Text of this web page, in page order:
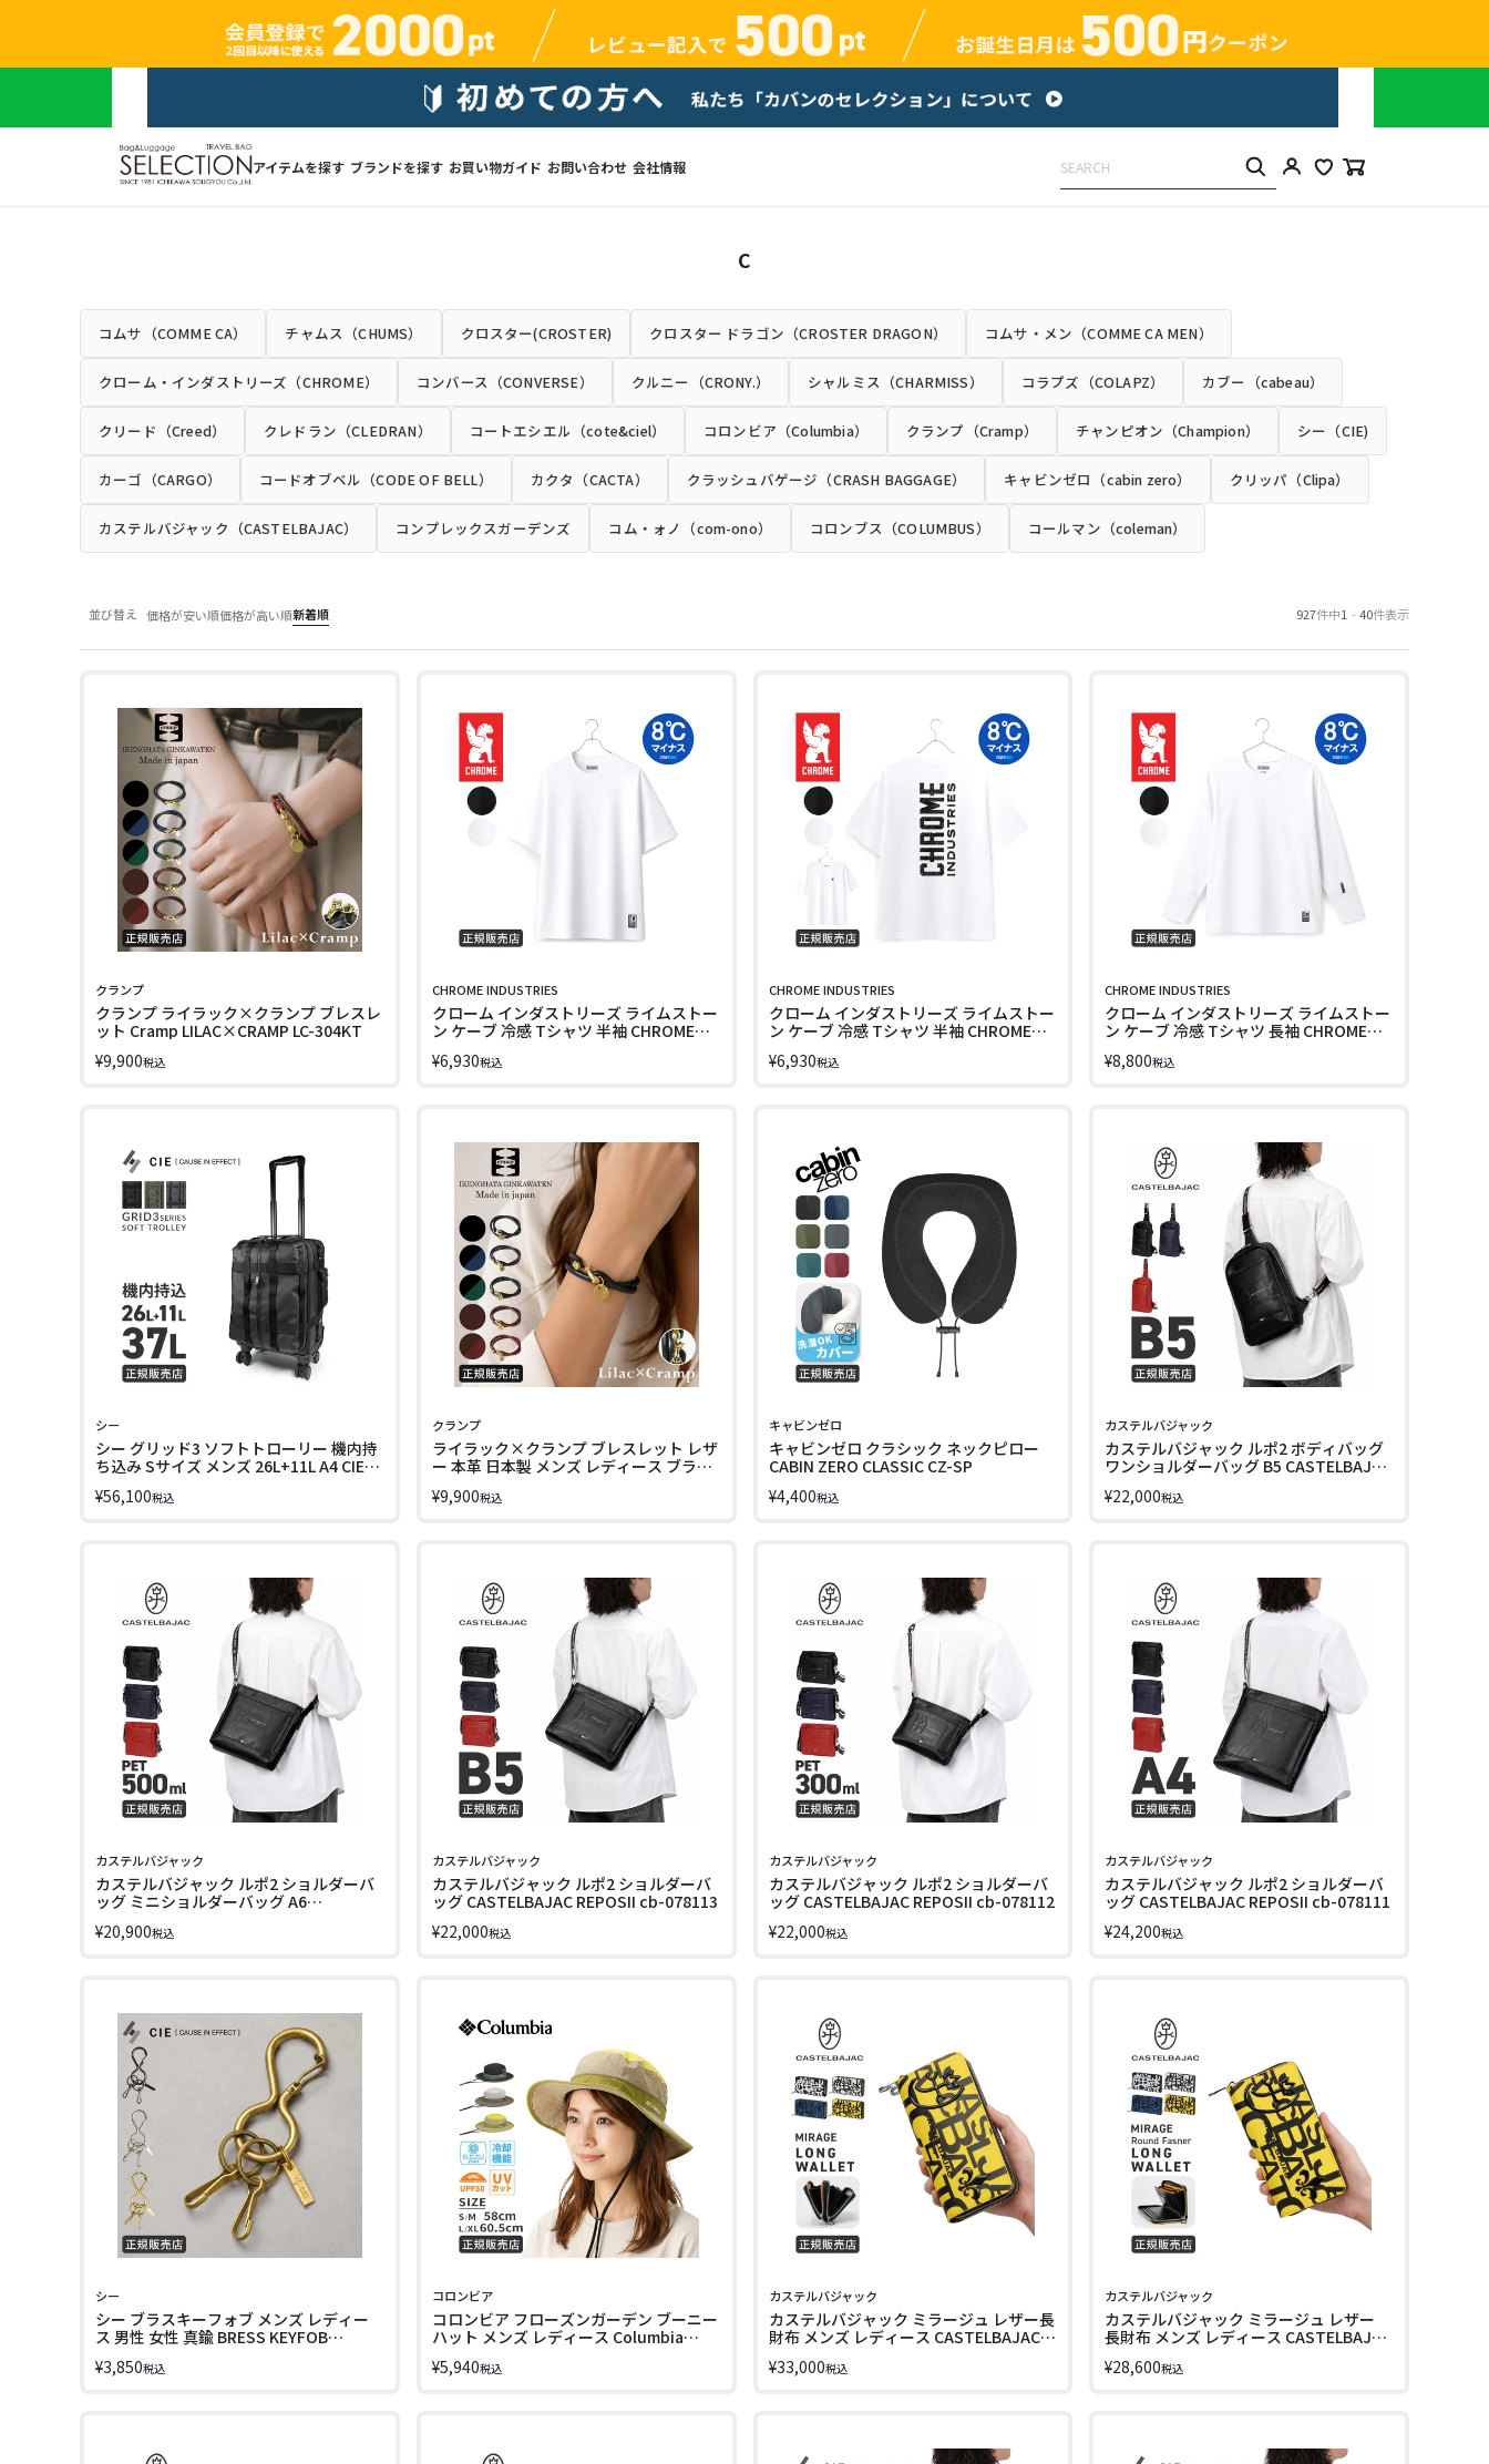
アイテムを探す ブランドを探す お買い物ガイド お問い合わせ 会社情報
C
コムサ（COMME CA） チャムス（CHUMS） クロスター(CROSTER) クロスター ドラゴン（CROSTER DRAGON） コムサ・メン（COMME CA MEN）
クローム・インダストリーズ（CHROME） コンバース（CONVERSE） クルニー（CRONY.） シャルミス（CHARMISS） コラプズ（COLAPZ） カブー（cabeau）
クリード（Creed） クレドラン（CLEDRAN） コートエシエル（cote&ciel） コロンビア（Columbia） クランプ（Cramp） チャンピオン（Champion） シー（CIE)
カーゴ（CARGO） コードオブベル（CODE OF BELL） カクタ（CACTA） クラッシュバゲージ（CRASH BAGGAGE） キャビンゼロ（cabin zero） クリッパ（Clipa）
カステルバジャック（CASTELBAJAC） コンプレックスガーデンズ コム・ォノ（com-ono） コロンブス（COLUMBUS） コールマン（coleman）
並び替え 価格が安い順価格が高い順新着順 927件中1 - 40件表示
クランプ
クランプ ライラック×クランプ ブレスレ
ット Cramp LILAC×CRAMP LC-304KT
¥9,900税込
CHROME INDUSTRIES
クローム インダストリーズ ライムストー
ン ケーブ 冷感 Tシャツ 半袖 CHROME
¥6,930税込
CHROME INDUSTRIES
クローム インダストリーズ ライムストー
ン ケーブ 冷感 Tシャツ 半袖 CHROME
¥6,930税込
CHROME INDUSTRIES
クローム インダストリーズ ライムストー
ン ケーブ 冷感 Tシャツ 長袖 CHROME
¥8,800税込
シー
シー グリッド3 ソフトトローリー 機内持
ち込み Sサイズ メンズ 26L+11L A4 CIE
¥56,100税込
クランプ
ライラック×クランプ ブレスレット レザ
ー 本革 日本製 メンズ レディース ブラン
LC-304GM
¥9,900税込
キャビンゼロ
キャビンゼロ クラシック ネックピロー
CABIN ZERO CLASSIC CZ-SP
¥4,400税込
カステルバジャック
カステルバジャック ルポ2 ボディバッグ
ワンショルダーバッグ B5 CASTELBAJAC
¥22,000税込
カステルバジャック
カステルバジャック ルポ2 ショルダーバ
ッグ ミニショルダーバッグ A6
¥20,900税込
カステルバジャック
カステルバジャック ルポ2 ショルダーバ
ッグ CASTELBAJAC REPOSII cb-078113
¥22,000税込
カステルバジャック
カステルバジャック ルポ2 ショルダーバ
ッグ CASTELBAJAC REPOSII cb-078112
¥22,000税込
カステルバジャック
カステルバジャック ルポ2 ショルダーバ
ッグ CASTELBAJAC REPOSII cb-078111
¥24,200税込
シー
シー ブラスキーフォブ メンズ レディー
ス 男性 女性 真鍮 BRESS KEYFOB
¥3,850税込
コロンビア
コロンビア フローズンガーデン ブーニー
ハット メンズ レディース Columbia
¥5,940税込
カステルバジャック
カステルバジャック ミラージュ レザー長
財布 メンズ レディース CASTELBAJAC
¥33,000税込
カステルバジャック
カステルバジャック ミラージュ レザー
長財布 メンズ レディース CASTELBAJAC
¥28,600税込